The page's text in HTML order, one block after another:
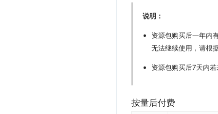
说明：
资源包购买后一年内
无法继续使用，请根
资源包购买后7天内
按量后付费